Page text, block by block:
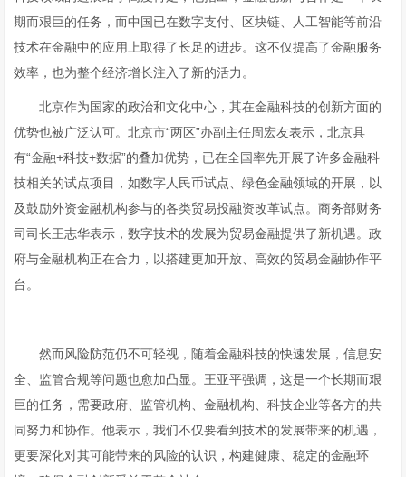
期而艰巨的任务，而中国已在数字支付、区块链、人工智能等前沿
技术在金融中的应用上取得了长足的进步。这不仅提高了金融服务
效率，也为整个经济增长注入了新的活力。
北京作为国家的政治和文化中心，其在金融科技的创新方面的
优势也被广泛认可。北京市“两区”办副主任周宏友表示，北京具
有“金融+科技+数据”的叠加优势，已在全国率先开展了许多金融科
技相关的试点项目，如数字人民币试点、绿色金融领域的开展，以
及鼓励外资金融机构参与的各类贸易投融资改革试点。商务部财务
司司长王志华表示，数字技术的发展为贸易金融提供了新机遇。政
府与金融机构正在合力，以搭建更加开放、高效的贸易金融协作平
台。
然而风险防范仍不可轻视，随着金融科技的快速发展，信息安
全、监管合规等问题也愈加凸显。王亚平强调，这是一个长期而艰
巨的任务，需要政府、监管机构、金融机构、科技企业等各方的共
同努力和协作。他表示，我们不仅要看到技术的发展带来的机遇，
更要深化对其可能带来的风险的认识，构建健康、稳定的金融环